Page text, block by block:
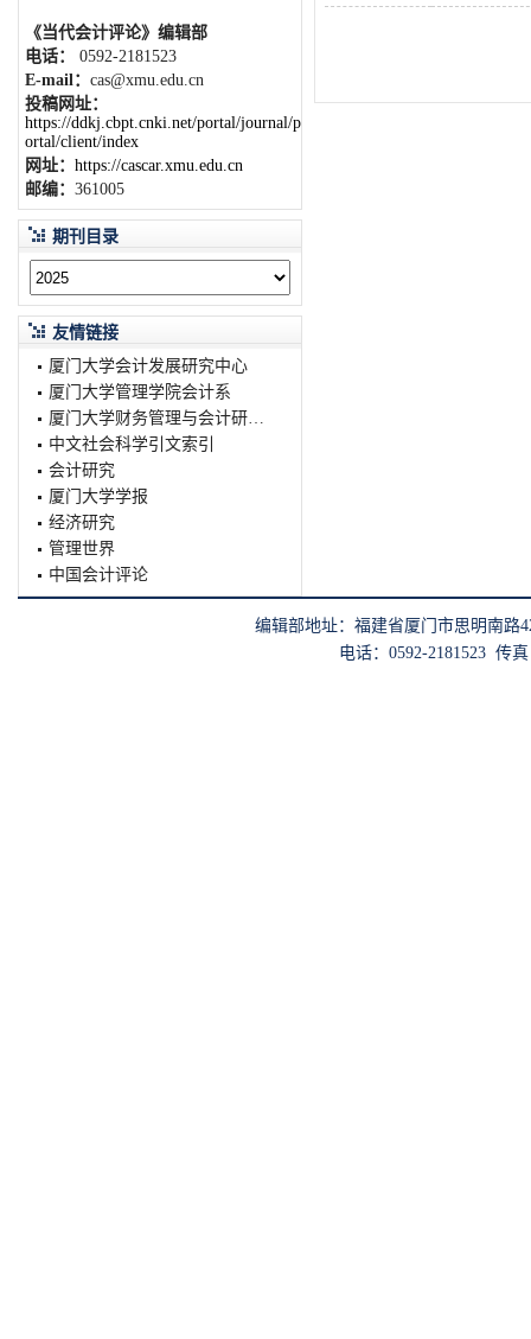
《当代会计评论》编辑部
电话： 0592-2181523
E-mail： cas@xmu.edu.cn
投稿网址：
https://ddkj.cbpt.cnki.net/portal/journal/p
ortal/client/index
网址： https://cascar.xmu.edu.cn
邮编： 361005
期刊目录
友情链接
厦门大学会计发展研究中心
厦门大学管理学院会计系
厦门大学财务管理与会计研究院
中文社会科学引文索引
会计研究
厦门大学学报
经济研究
管理世界
中国会计评论
编辑部地址：福建省厦门市思明南路
电话：0592-2181523 传